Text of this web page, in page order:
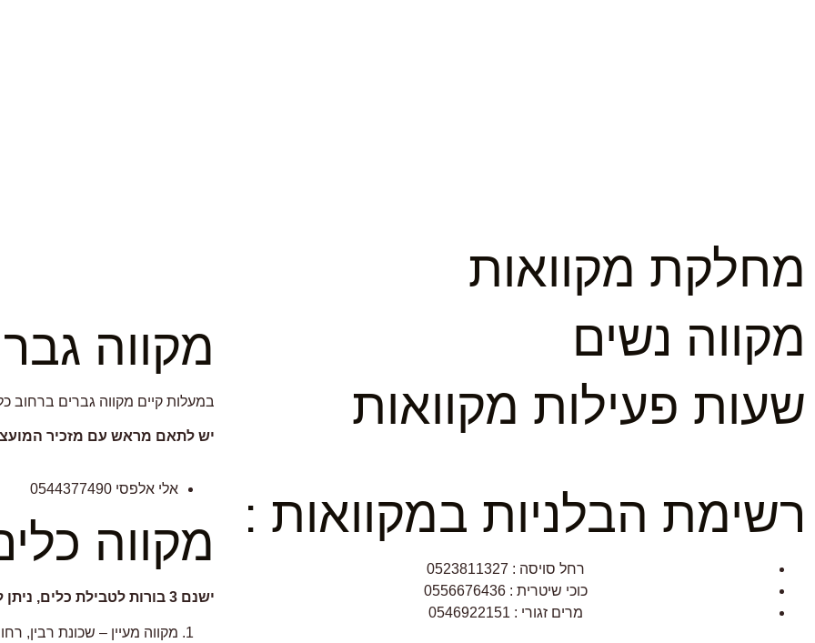
מחלקת מקוואות
מקווה נשים
שעות פעילות מקוואות
רשימת הבלניות במקוואות :
רחל סויסה : 0523811327
כוכי שיטרית : 0556676436
מרים זגורי : 0546922151
מקווה
במעלות קיים מקווה גברים ברחוב כלנית 1 , בסמוך
יש לתאם מראש עם מזכיר
אלי אלפסי 0544377490
מקווה
ישנם 3 בורות לטבילת כלים, ניתן להטביל במשך כל שעות היום:
מקווה מעיין – שכונת רבין, רחוב